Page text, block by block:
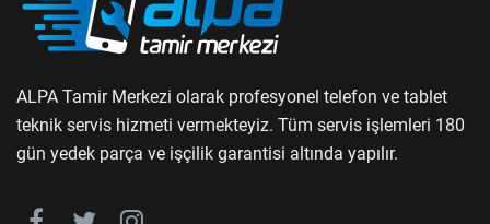
ALPA Tamir Merkezi olarak profesyonel telefon ve tablet
teknik servis hizmeti vermekteyiz. Tüm servis işlemleri 180
gün yedek parça ve işçilik garantisi altında yapılır.